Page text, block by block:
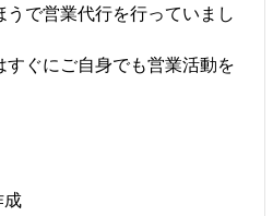
で営業代行を行っていまし
すぐにご自身でも営業活動を
成